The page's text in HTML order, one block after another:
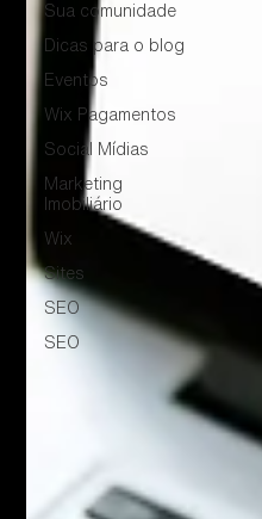
Sua comunidade
Dicas para o blog
Eventos
Wix Pagamentos
Social Mídias
Marketing
Imobiliário
Wix
Sites
SEO
SEO